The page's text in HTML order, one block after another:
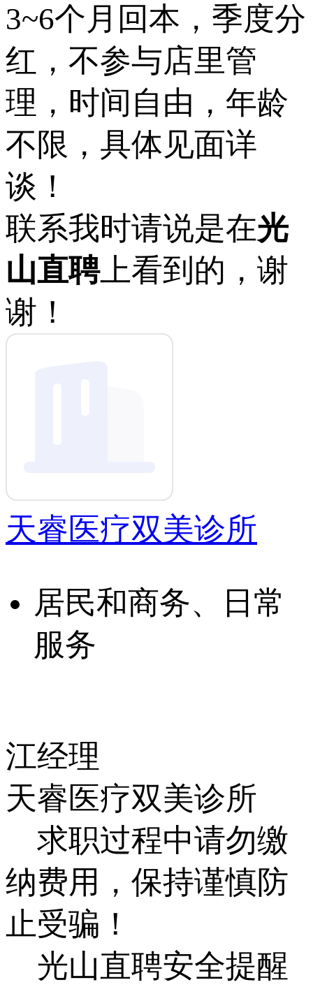
3~6个月回本，季度分
红，不参与店里管
理，时间自由，年龄
不限，具体见面详
谈！
联系我时请说是在光
山直聘上看到的，谢
谢！
天睿医疗双美诊所
居民和商务、日常
服务
江经理
天睿医疗双美诊所
求职过程中请勿缴
纳费用，保持谨慎防
止受骗！
光山直聘安全提醒